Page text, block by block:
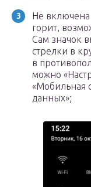
Не включена
горит,
Сам значок
стрелки в
в
можно
«Мобильная
данных»;